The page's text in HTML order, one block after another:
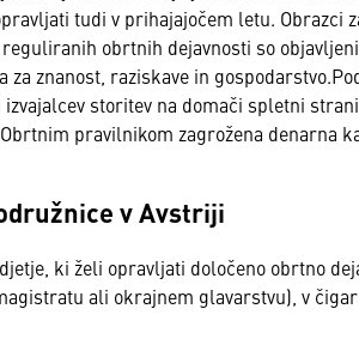
tudi v prihajajočem letu. Obrazci
obrtnih dejavnosti so
za znanost, raziskave in
storitev na domači spletni
pravilnikom zagrožena denarna
v Avstriji
ki želi opravljati določeno obrtno
ali okrajnem glavarstvu), v